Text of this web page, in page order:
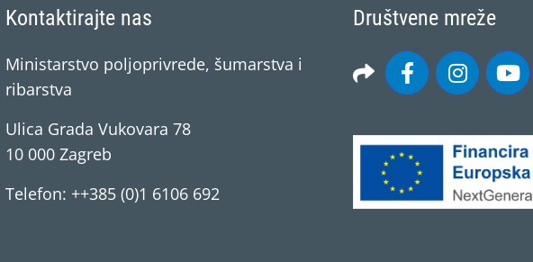
Kontaktirajte nas
Ministarstvo poljoprivrede, šumarstva i
ribarstva
Ulica Grada Vukovara 78
10 000 Zagreb
Telefon: ++385 (0)1 6106 692
Društvene mreže